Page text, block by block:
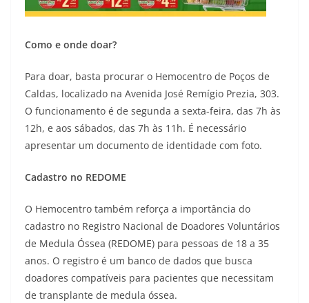
Como e onde doar?
Para doar, basta procurar o Hemocentro de Poços de
Caldas, localizado na Avenida José Remígio Prezia, 303.
O funcionamento é de segunda a sexta-feira, das 7h às
12h, e aos sábados, das 7h às 11h. É necessário
apresentar um documento de identidade com foto.
Cadastro no REDOME
O Hemocentro também reforça a importância do
cadastro no Registro Nacional de Doadores Voluntários
de Medula Óssea (REDOME) para pessoas de 18 a 35
anos. O registro é um banco de dados que busca
doadores compatíveis para pacientes que necessitam
de transplante de medula óssea.